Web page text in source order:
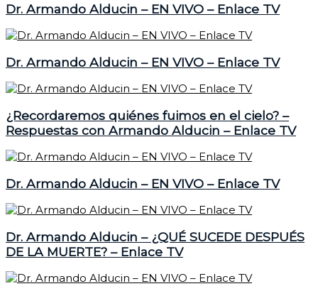
Dr. Armando Alducin – EN VIVO – Enlace TV
Dr. Armando Alducin – EN VIVO – Enlace TV
¿Recordaremos quiénes fuimos en el cielo? –
Respuestas con Armando Alducin – Enlace TV
Dr. Armando Alducin – EN VIVO – Enlace TV
Dr. Armando Alducin – ¿QUÉ SUCEDE DESPUÉS
DE LA MUERTE? – Enlace TV